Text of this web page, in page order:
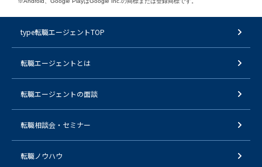
type転職エージェントTOP
転職エージェントとは
転職エージェントの面談
転職相談会・セミナー
転職ノウハウ